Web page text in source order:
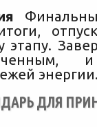
этапу.
ДЛЯ